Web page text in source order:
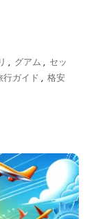
, グアム , セッ
行ガイド , 格安